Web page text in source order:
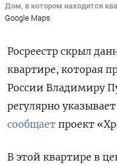
Дом, в котором находится
Google Maps
Росреестр скрыл
квартире, которая
России Владимиру
регулярно
сообщает проект
В этой квартире в